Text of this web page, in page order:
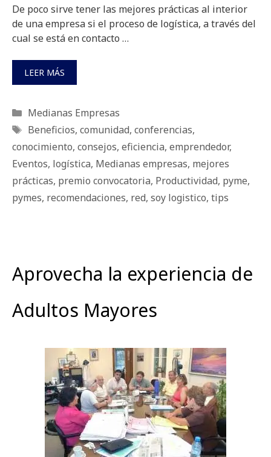
De poco sirve tener las mejores prácticas al interior
de una empresa si el proceso de logística, a través del
cual se está en contacto …
LEER MÁS
Categorías
Medianas Empresas
Etiquetas
Beneficios, comunidad, conferencias,
conocimiento, consejos, eficiencia, emprendedor,
Eventos, logística, Medianas empresas, mejores
prácticas, premio convocatoria, Productividad, pyme,
pymes, recomendaciones, red, soy logistico, tips
Aprovecha la experiencia de
Adultos Mayores